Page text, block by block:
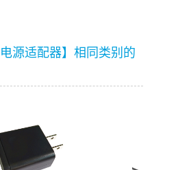
源适配器】相同类别的